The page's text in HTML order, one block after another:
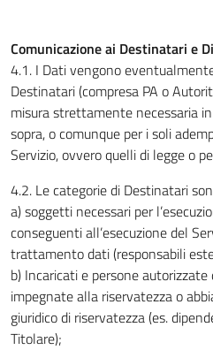
Comunicazione ai Destinatari e
4.1. I Dati vengono
Destinatari (compresa PA o
misura strettamente necessaria
sopra, o comunque per i soli
Servizio, ovvero quelli di legge o
4.2. Le categorie di Destinatari
a) soggetti necessari per
conseguenti all’esecuzione del
trattamento dati (responsabili
b) Incaricati e persone
impegnate alla riservatezza o
giuridico di riservatezza (es.
Titolare);